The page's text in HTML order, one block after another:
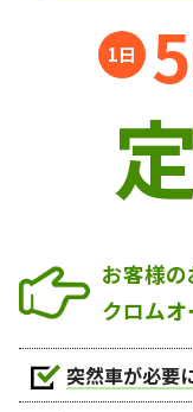
お客様
クロムオ
突然車が必要